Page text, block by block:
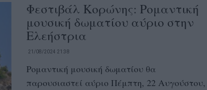
Φεστιβάλ Κορώνης: Ρομαντική
μουσική δωματίου αύριο στην
Ελεήστρια
21/08/2024 21:38
Ρομαντική μουσική δωματίου θα
παρουσιαστεί αύριο Πέμπτη, 22 Αυγούστου,